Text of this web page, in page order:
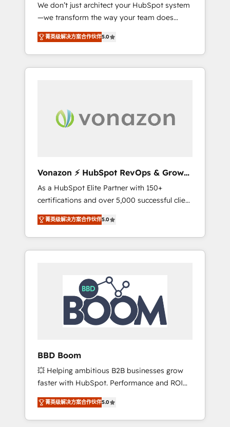
compliant with ISO/IEC 27001:2022 and ISO
9001:2015 across all seven international
offices and 175+ employees.
We don’t just architect your HubSpot system
—we transform the way your team does
business. As an Elite HubSpot Solutions
Partner, we specialize in creating tailored,
end-to-end CRM solutions that accelerate
growth, improve operational efficiency, and
time to deeply understand your unique
needs, crafting custom strategies that deliver
responsiveness, and ongoing support, we
equip your team to adopt new systems with
confidence and achieve a unified, data-
driven approach to customer engagement.
菁英级解决方案合作伙伴5.0
Vonazon ⚡ HubSpot RevOps & Growth
Strategy Experts
As a HubSpot Elite Partner with 150+
certifications and over 5,000 successful client
engagements, Vonazon turns marketing
complexity into measurable, scalable growth.
From onboarding to enterprise-grade
campaigns, our in-house team builds scalable
HubSpot Integration & Optimization •
Seamless CRM, CMS, and automation setup •
Complex platform migrations and data
cleanups • Custom APIs and third-party
integrations 📈 End-to-End Revenue
tools and CRM optimization • Retention
strategies with customer journey mapping 🏅
Elite-Level HubSpot Execution • 750+
onboardings and 2,000+ implementations •
Deep expertise across marketing, sales, and
service hubs • Built-in flexibility for startups
菁英级解决方案合作伙伴5.0
BBD Boom
💥 Helping ambitious B2B businesses grow
faster with HubSpot. Performance and ROI
focused. 💥 BBD Boom is the HubSpot
partner that can help you to HubSpot Better.
We work with your teams to solve all your
菁英级解决方案合作伙伴5.0